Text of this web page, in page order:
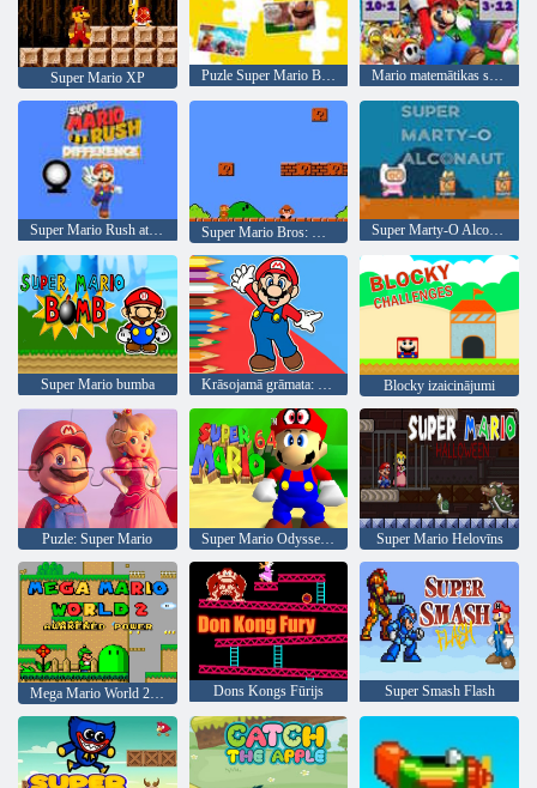
Super Mario XP Puzle Super Mario Bros Mario matemātikas spēle
Super Mario Rush atšķirība Super Marty-O Alconaut
Super Mario bumba Krāsojamā grāmata: Mario Happy Skating Blocky izaicinājumi
Puzle: Super Mario Super Mario Odyssey 64 Super Mario Helovīns
Dons Kongs Fūrijs Super Smash Flash